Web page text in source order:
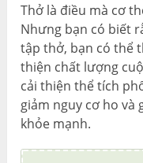
Thở là điều mà cơ
Nhưng bạn có biết
tập thở, bạn có thể
thiện chất lượng
cải thiện thể tích
giảm nguy cơ ho và
khỏe mạnh.